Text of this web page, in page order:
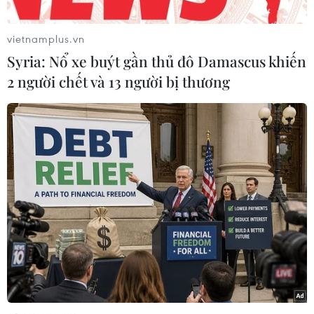
giúp chống lão hóa
Tiêu chí mới phân loại doanh nghiệp
để thực hiện cơ cấu lại vốn nhà nước
06/08/2026 15:08
Shueisha Đẩy Mạnh Hoạt Động Toàn
Cầu với MANGA MILLION - Nền
Tảng Manga (Truyện Tranh Nhật
Bản) Hỗ Trợ 100 Ngôn Ngữ
06/08/2026 13:42
Israel và Việt Nam hợp tác trong
vietnamplus.vn
Syria: Nổ xe buýt gần thủ đô Damascus khiến
2 người chết và 13 người bị thương